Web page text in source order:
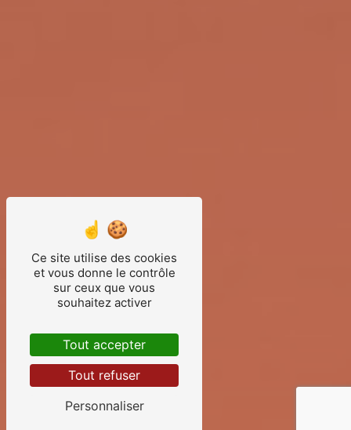
Ce site utilise des cookies
et vous donne le contrôle
sur ceux que vous
souhaitez activer
Tout accepter
Tout refuser
Personnaliser